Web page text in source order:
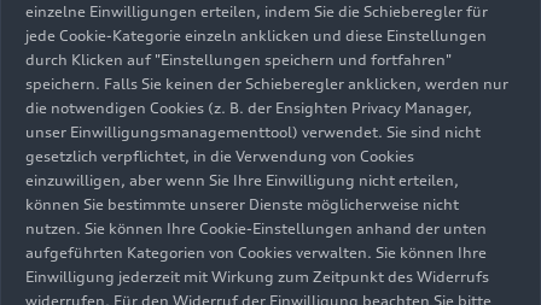
Fünf Hochleistungsrechner, die bei Audi „High-
Performance Computing Platform“, kurz „HCP“
heißen, bilden das zentrale Nervensystem der E
1.2. Sämtliche Fahrzeugfunktionen sind nach
Domänen auf die verschiedenen Domänenrechner
aufgeteilt.
Für Antrieb und Fahrwerk, die Längs- und
Querdynamik ist der HCP1 zuständig, die
einzelne Einwilligungen erteilen, indem Sie die Schieberegler für
jede Cookie-Kategorie einzeln anklicken und diese Einstellungen
durch Klicken auf "Einstellungen speichern und fortfahren"
speichern. Falls Sie keinen der Schieberegler anklicken, werden nur
die notwendigen Cookies (z. B. der Ensighten Privacy Manager,
unser Einwilligungsmanagementtool) verwendet. Sie sind nicht
gesetzlich verpflichtet, in die Verwendung von Cookies
einzuwilligen, aber wenn Sie Ihre Einwilligung nicht erteilen,
können Sie bestimmte unserer Dienste möglicherweise nicht
nutzen. Sie können Ihre Cookie-Einstellungen anhand der unten
aufgeführten Kategorien von Cookies verwalten. Sie können Ihre
Einwilligung jederzeit mit Wirkung zum Zeitpunkt des Widerrufs
widerrufen. Für den Widerruf der Einwilligung beachten Sie bitte